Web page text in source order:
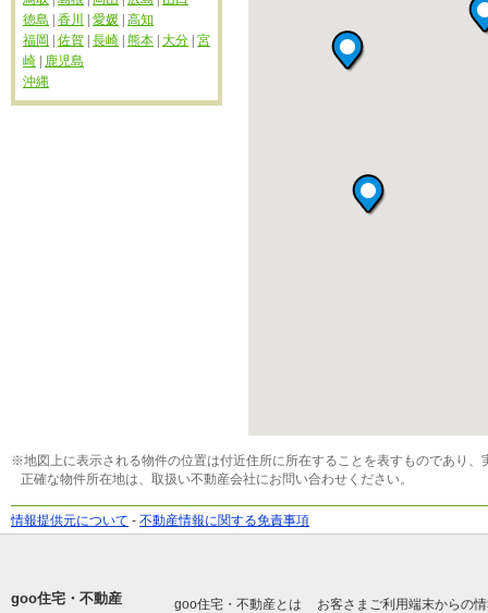
徳島
香川 愛媛 高知
福岡
佐賀 長崎 熊本 大分 宮
崎
鹿児島
沖縄
※地図上に表示される物件の位置は付近住所に所在することを表すものであり
正確な物件所在地は、取扱い不動産会社にお問い合わせください。
情報提供元について - 不動産情報に関する免責事項
goo住宅・不動産 goo住宅・不動産とは お客さまご利用端末からの